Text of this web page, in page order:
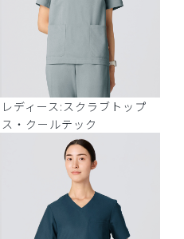
レディース:スクラブトップ
ス・クールテック